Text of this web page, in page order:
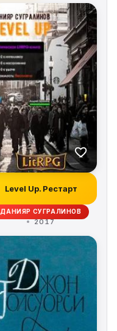
Level Up. Рестарт
ДАНИЯР СУГРАЛИНОВ
2017